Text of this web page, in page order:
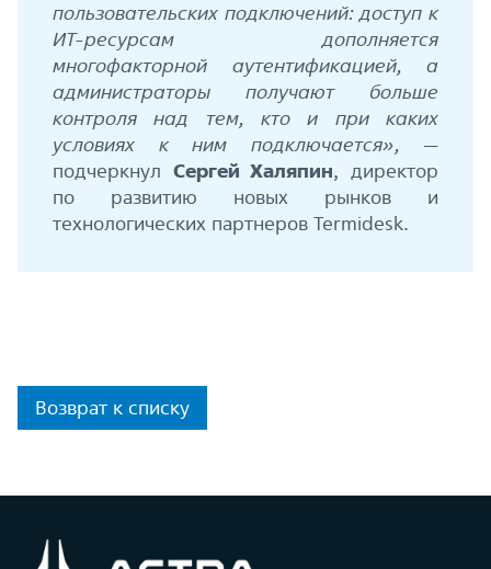
пользовательских подключений: доступ к
ИТ-ресурсам дополняется
многофакторной аутентификацией, а
администраторы получают больше
контроля над тем, кто и при каких
условиях к ним подключается»,
—
подчеркнул Сергей Халяпин , директор
по развитию новых рынков и
технологических партнеров Termidesk.
Возврат к списку